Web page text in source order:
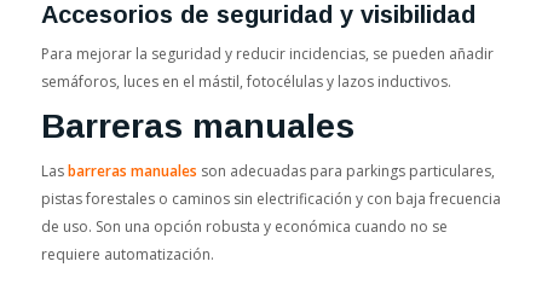
Accesorios de seguridad y visibilidad
Para mejorar la seguridad y reducir incidencias, se pueden añadir
semáforos, luces en el mástil, fotocélulas y lazos inductivos.
Barreras manuales
Lasbarreras manuales son adecuadas para parkings particulares,
pistas forestales o caminos sin electrificación y con baja frecuencia
de uso. Son una opción robusta y económica cuando no se
requiere automatización.